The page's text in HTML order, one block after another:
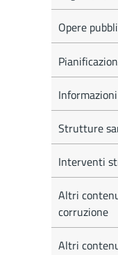
Opere
Strutture
Interventi
Altri
corruzione
Altri